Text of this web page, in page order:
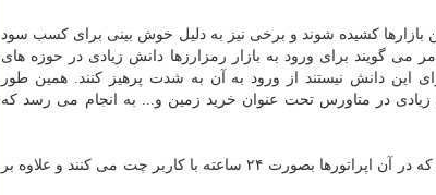
کشیده شوند و برخی نیز به دلیل خوش بینی برای کسب سود
می گویند برای ورود به بازار رمزارزها دانش زیادی در حوزه های
این دانش نیستند از ورود به آن به شدت پرهیز کنند. همین طور
در متاورس تحت عنوان خرید زمین و... به انجام می رسد که
شهروندان برای گزارش تخلفات نیز می توانند به سایت پلیس مراجعه نمایند که در آن اپراتورها بصورت ۲۴ ساعته با کاربر چت می کنند و علاوه بر